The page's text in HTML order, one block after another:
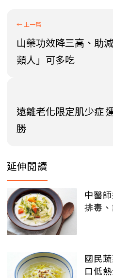
山藥功效降三高、助
類人」可多吃
遠離老化限定肌少症
勝
延伸閱讀
中醫
排毒
國民
口低熱